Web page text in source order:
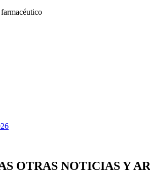
OTRAS NOTICIAS Y